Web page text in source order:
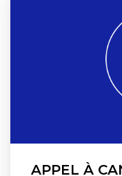
APPEL À